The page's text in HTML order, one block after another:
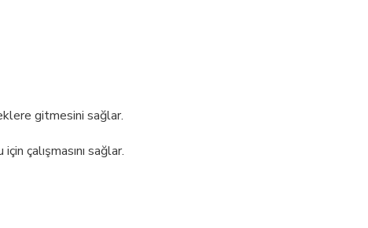
gitmesini sağlar.
çalışmasını sağlar.